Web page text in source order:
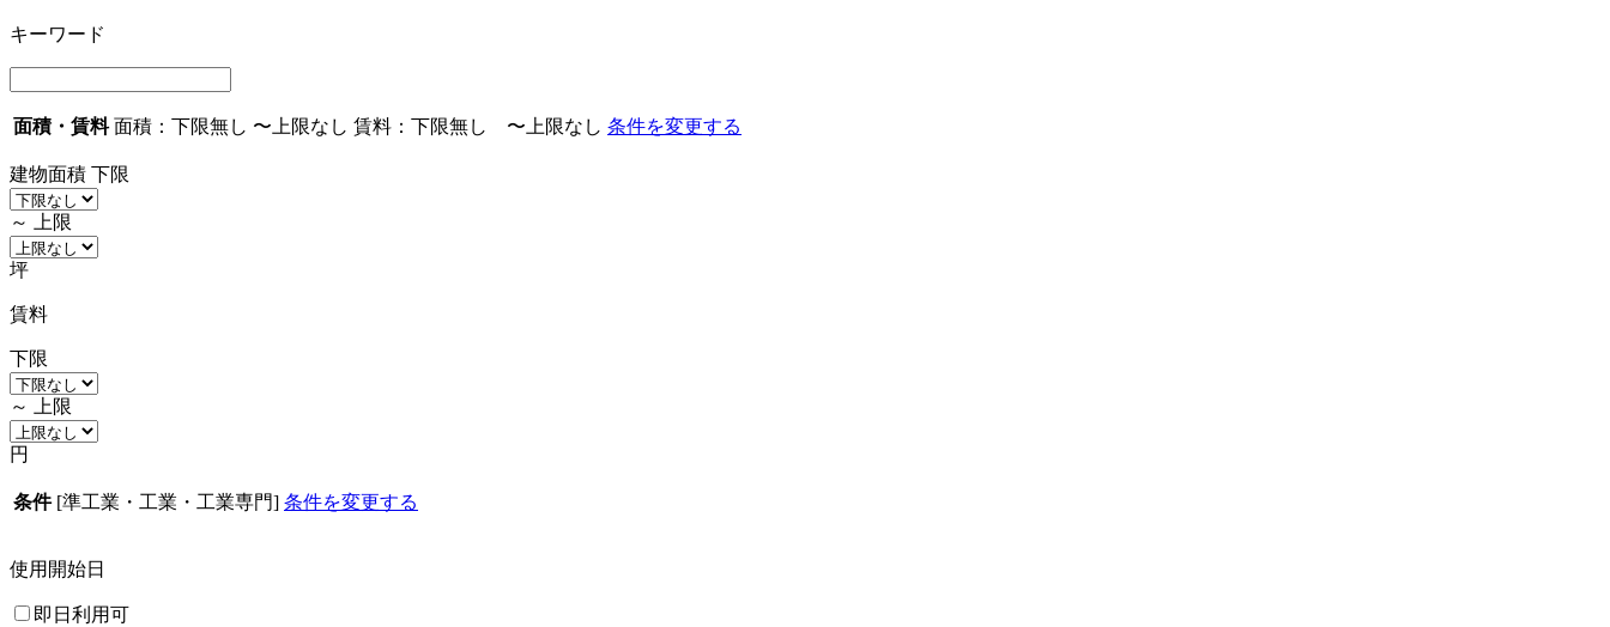
キーワード
面積・賃料 面積： 下限無し 〜 上限なし 賃料： 下限無し 〜 上限なし 条件を変更する
建物面積 下限
～ 上限
坪
賃料
下限
～ 上限
円
条件 [準工業・工業・工業専門] 条件を変更する
使用開始日
即日利用可